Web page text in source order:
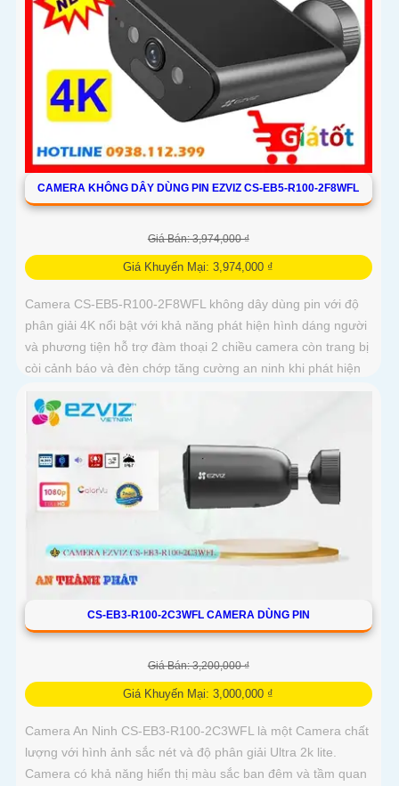
learning phân biệt người & phương tiện
CAMERA KHÔNG DÂY DÙNG PIN EZVIZ CS-EB5-R100-2F8WFL
Giá Bán: 3,974,000 ₫
Giá Khuyến Mại: 3,974,000 ₫
Camera CS-EB5-R100-2F8WFL không dây dùng pin với độ
phân giải 4K nổi bật với khả năng phát hiện hình dáng người
và phương tiện hỗ trợ đàm thoại 2 chiều camera còn trang bị
còi cảnh báo và đèn chớp tăng cường an ninh khi phát hiện
và pin sạc đạt chuẩn IP65 chống nước và bụi giúp hoạt động
CS-EB3-R100-2C3WFL CAMERA DÙNG PIN
Giá Bán: 3,200,000 ₫
Giá Khuyến Mại: 3,000,000 ₫
Camera An Ninh CS-EB3-R100-2C3WFL là một Camera chất
lượng với hình ảnh sắc nét và độ phân giải Ultra 2k lite.
Camera có khả năng hiển thị màu sắc ban đêm và tầm quan